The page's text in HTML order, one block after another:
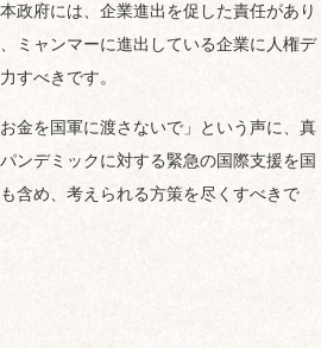
政府には、企業進出を促した責任があり
ミャンマーに進出している企業に人権デ
すべきです。
金を国軍に渡さないで」という声に、真
ンデミックに対する緊急の国際支援を国
含め、考えられる方策を尽くすべきで